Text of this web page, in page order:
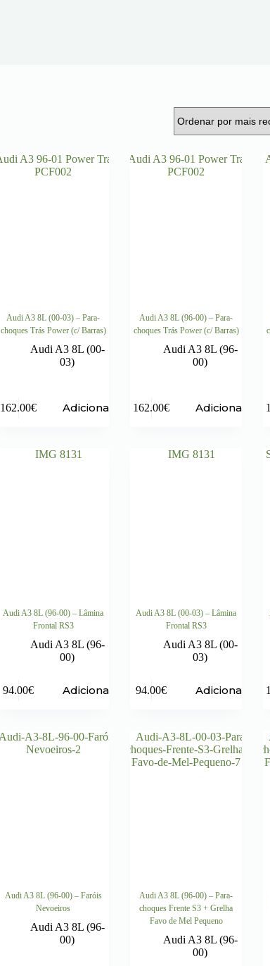
Audi A3 8L (00-03) – Para-
choques Trás Power (c/ Barras)
Audi A3 8L (00-
03)
162.00€ Adicionar
Audi A3 8L (96-00) – Para-
choques Trás Power (c/ Barras)
Audi A3 8L (96-
00)
162.00€ Adicionar
Audi A3 8L (96-00) – Lâmina
Frontal RS3
Audi A3 8L (96-
00)
94.00€ Adicionar
Audi A3 8L (00-03) – Lâmina
Frontal RS3
Audi A3 8L (00-
03)
94.00€ Adicionar
Audi A3 8L (96-00) – Faróis
Nevoeiros
Audi A3 8L (96-
00)
Audi A3 8L (96-00) – Para-
choques Frente S3 + Grelha
Favo de Mel Pequeno
Audi A3 8L (96-
00)